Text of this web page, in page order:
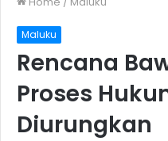
Maluku
Rencana
Proses
Diurungkan